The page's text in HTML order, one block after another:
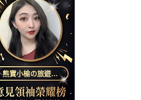
熊寶小榆の旅遊日
記